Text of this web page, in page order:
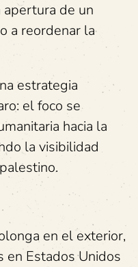
apertura de un
a reordenar la
estrategia
el foco se
hacia la
la visibilidad
en el exterior,
en Estados Unidos